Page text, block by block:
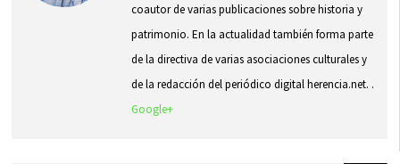
coautor de varias publicaciones sobre historia y
patrimonio. En la actualidad también forma parte
de la directiva de varias asociaciones culturales y
de la redacción del periódico digital herencia.net. .
Google+